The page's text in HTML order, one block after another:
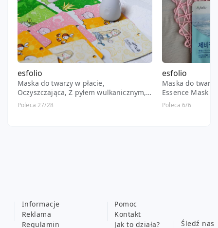
esfolio
Maska do twarzy w płacie,
Oczyszczająca, Z pyłem wulkanicznym,
Volcanic Ash
Poleca 27/28
esfolio
Maska do
Essence Mask
Poleca 6/6
Informacje
Reklama
Regulamin
Pomoc
Kontakt
Jak to działa?
Śledź nas